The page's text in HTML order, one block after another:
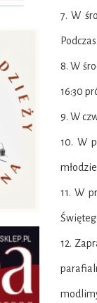
7. W
8. W
16:30
9. W
10. W
11. W
12.